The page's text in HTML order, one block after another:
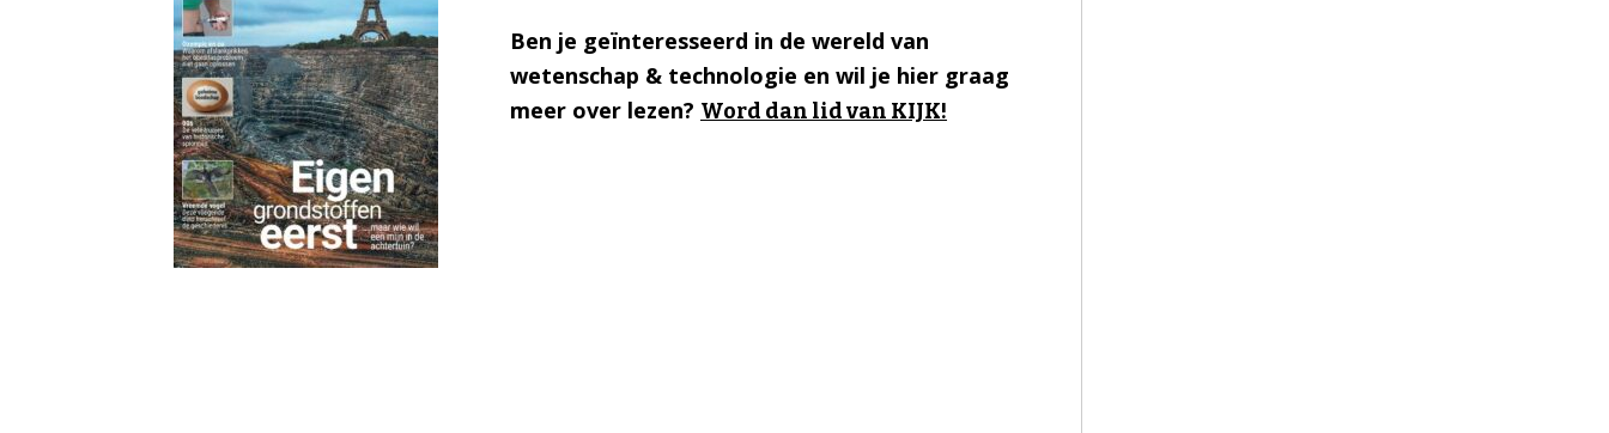
Ben je geïnteresseerd in de wereld van
wetenschap & technologie en wil je hier graag
meer over lezen? Word dan lid van KIJK!